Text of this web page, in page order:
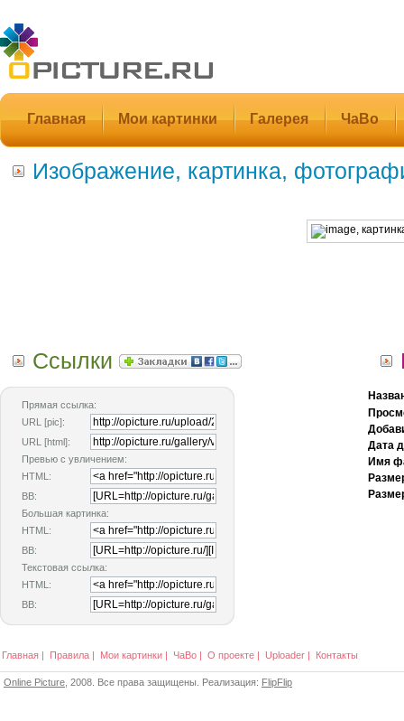
Главная Мои картинки Галерея ЧаВо
Изображение, картинка,
Ссылки
Прямая ссылка:
URL [pic]:
URL [html]:
Превью с увличением:
HTML:
BB:
Большая картинка:
HTML:
BB:
Текстовая ссылка:
HTML:
BB:
Дата
Имя
Главная | Правила | Мои картинки | ЧаВо | О проекте | Uploader | Контакты
Online Picture , 2008. Все права защищены. Реализация: FlipFlip